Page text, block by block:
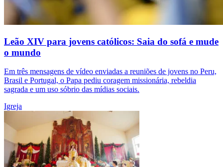
Leão XIV para jovens católicos: Saia do sofá e mude
o mundo
Em três mensagens de vídeo enviadas a reuniões de jovens no Peru,
Brasil e Portugal, o Papa pediu coragem missionária, rebeldia
sagrada e um uso sóbrio das mídias sociais.
Igreja